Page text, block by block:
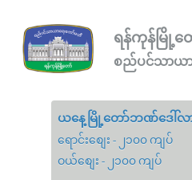
ရန်ကုန်မြို့တ
စည်ပင်သာယ
ယနေ့မြို့တော်ဘဏ်ဒေါ်လာ
ရောင်းစျေး - ၂၁၀၀ ကျပ်
ဝယ်စျေး - ၂၁၀၀ ကျပ်